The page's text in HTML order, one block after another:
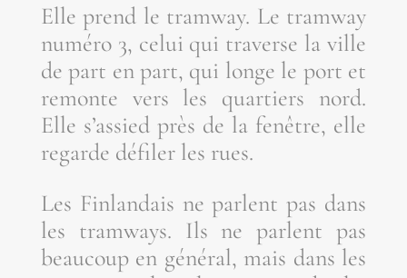
Elle prend le tram­way. Le tram­way
numé­ro 3, celui qui tra­verse la ville
de part en part, qui longe le port et
remonte vers les quar­tiers nord.
Elle s’assied près de la fenêtre, elle
regarde défi­ler les rues.
Les Fin­lan­dais ne parlent pas dans
les tram­ways. Ils ne parlent pas
beau­coup en géné­ral, mais dans les